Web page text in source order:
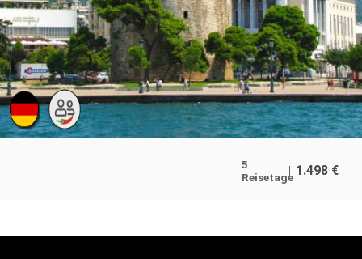
5
Reisetage 1.498 €